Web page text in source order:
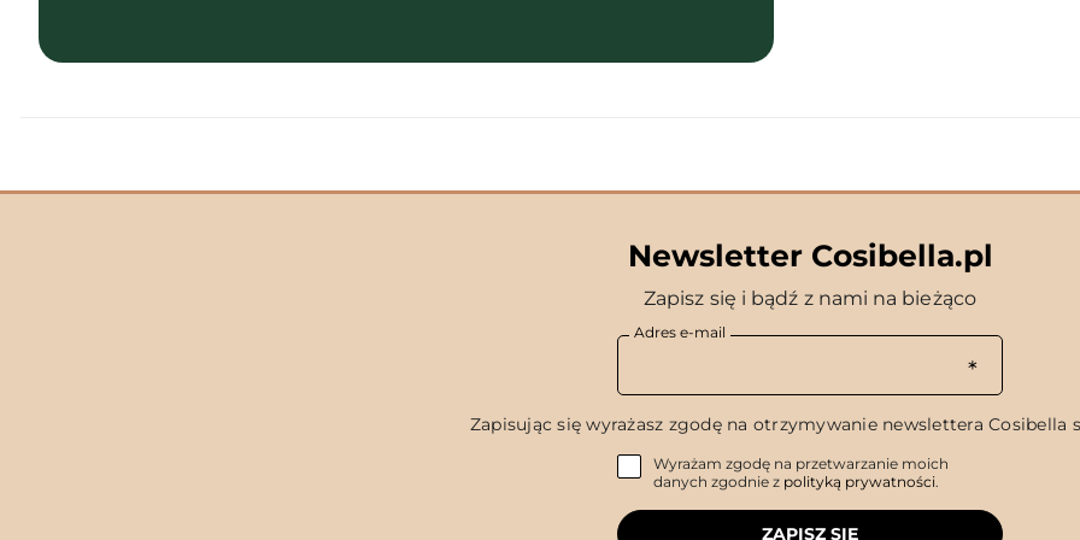
Newsletter Cosibella.pl
Zapisz się i bądź z nami na bieżąco
Adres e-mail
Zapisując się wyrażasz zgodę na otrzymywanie newslettera Cosibella
Wyrażam zgodę na przetwarzanie moich
danych zgodnie z polityką prywatności.
ZAPISZ SIĘ